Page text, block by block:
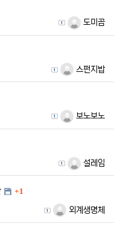
등록자 도미곰
등록자 스펀지밥
등록자 보노보노
등록자 설레임
댓글
1
등록자 외계생명체